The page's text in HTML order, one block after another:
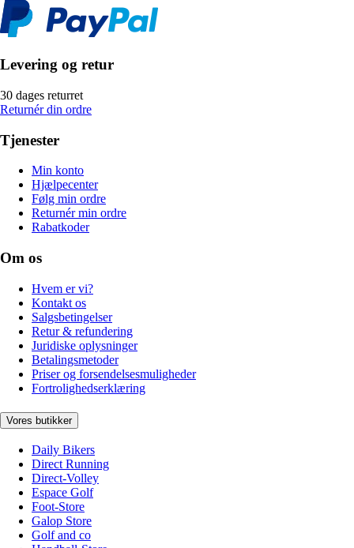
Levering og retur
30 dages returret
Returnér din ordre
Tjenester
Min konto
Hjælpecenter
Følg min ordre
Returnér min ordre
Rabatkoder
Om os
Hvem er vi?
Kontakt os
Salgsbetingelser
Retur & refundering
Juridiske oplysninger
Betalingsmetoder
Priser og forsendelsesmuligheder
Fortrolighedserklæring
Vores butikker
Daily Bikers
Direct Running
Direct-Volley
Espace Golf
Foot-Store
Galop Store
Golf and co